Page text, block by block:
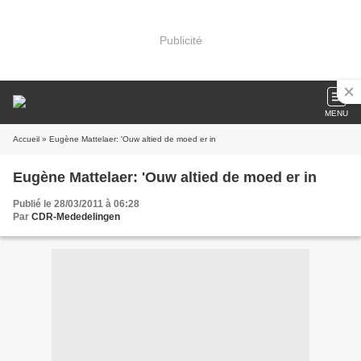
Publicité
MENU
Accueil » Eugène Mattelaer: 'Ouw altied de moed er in
Eugène Mattelaer: 'Ouw altied de moed er in
Publié le 28/03/2011 à 06:28
Par CDR-Mededelingen